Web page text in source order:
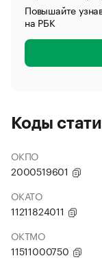
Повышайте
на РБК
Коды
ОКПО
2000519601
ОКАТО
11211824011
ОКТМО
11511000750